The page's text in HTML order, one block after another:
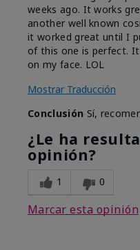
weeks ago. It works
another well known
it worked great until I
of this one is perfect.
on my face. LOL
Mostrar Traducción
Conclusión Sí,
¿Le ha
opinión?
1 0
Marcar esta opinión